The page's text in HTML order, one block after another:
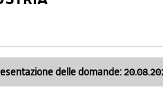
delle domande: